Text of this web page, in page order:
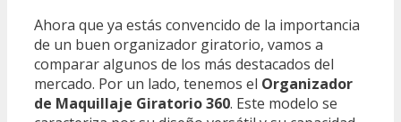
Ahora que ya estás convencido de la importancia
de un buen organizador giratorio, vamos a
comparar algunos de los más destacados del
mercado. Por un lado, tenemos el Organizador
de Maquillaje Giratorio 360. Este modelo se